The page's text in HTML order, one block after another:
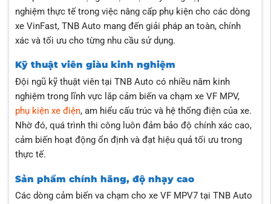
nghiệm thực tế trong việc nâng cấp phụ kiện cho các dòng
xe VinFast, TNB Auto mang đến giải pháp an toàn, chính
xác và tối ưu cho từng nhu cầu sử dụng.
Kỹ thuật viên giàu kinh nghiệm
Đội ngũ kỹ thuật viên tại TNB Auto có nhiều năm kinh
nghiệm trong lĩnh vực lắp cảm biến va chạm xe VF MPV,
phụ kiện xe điện, am hiểu cấu trúc và hệ thống điện của xe.
Nhờ đó, quá trình thi công luôn đảm bảo độ chính xác cao,
cảm biến hoạt động ổn định và đạt hiệu quả tối ưu trong
thực tế.
Sản phẩm chính hãng, độ nhạy cao
Các dòng cảm biến va chạm cho xe VF MPV7 tại TNB Auto